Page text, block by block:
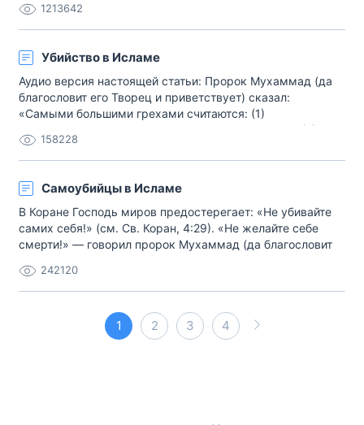
1213642
Убийство в Исламе
Аудио версия настоящей статьи: Пророк Мухаммад (да
благословит его Творец и приветствует) сказал:
«Самыми большими грехами считаются: (1)
обожествление кого- или чего-либо помимо Бога, (2)
убийство человека, (3) непослушание родителям
(ослушание) и (4) лжесвидетельство». * «Оскорбление
муслима (покорного Богу, мусульманина) ». В Коране
сказано[…]
158228
Самоубийцы в Исламе
В Коране Господь миров предостерегает: «Не убивайте
самих себя!» (см. Св. Коран, 4:29). «Не желайте себе
смерти!» — говорил пророк Мухаммад (да благословит
Сколь продолжительной будет вечность, это пребывание
в Аду, упомянутое во втором хадисе, ведомо только
Богу. Ведь не факт, что сам[…]
242120
1 2 3 4